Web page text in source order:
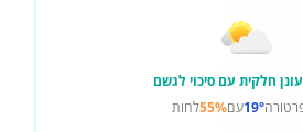
חלקית עם סיכוי לגשם
19°עם55%לחות